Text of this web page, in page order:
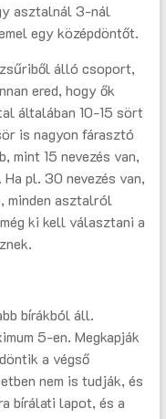
asztalnál 3-nál
egy középdöntőt.
álló csoport,
ered, hogy ők
általában 10-15 sört
is nagyon fárasztó
mint 15 nevezés van,
pl. 30 nevezés van,
minden asztalról
ki kell választani a
bírákból áll.
5-en. Megkapják
a végső
nem is tudják, és
bírálati lapot, és a